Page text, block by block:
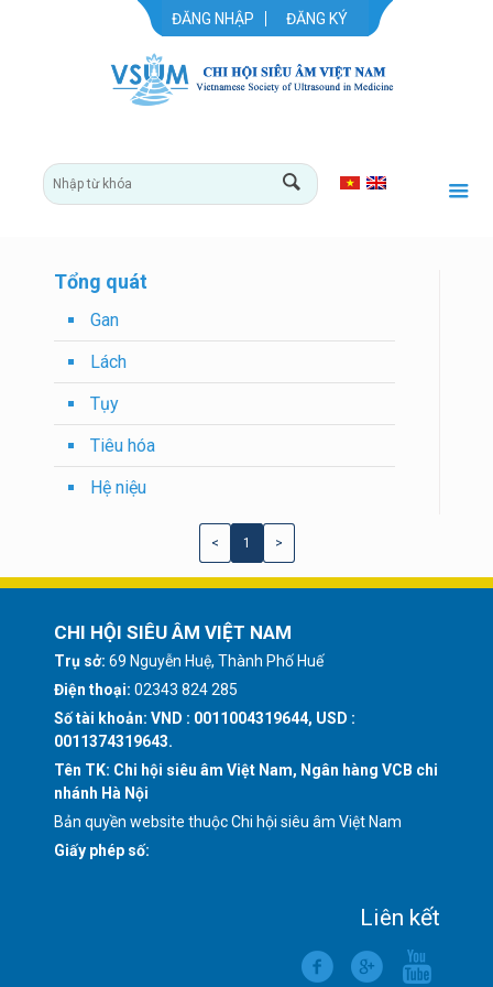
ĐĂNG NHẬP ĐĂNG KÝ
Tổng quát
Gan
Lách
Tụy
Tiêu hóa
Hệ niệu
< 1 >
CHI HỘI SIÊU ÂM VIỆT NAM
Trụ sở: 69 Nguyễn Huệ, Thành Phố Huế
Điện thoại: 02343 824 285
Số tài khoản: VND : 0011004319644, USD :
0011374319643.
Tên TK: Chi hội siêu âm Việt Nam, Ngân hàng VCB chi
nhánh Hà Nội
Bản quyền website thuộc Chi hội siêu âm Việt Nam
Giấy phép số:
Liên kết